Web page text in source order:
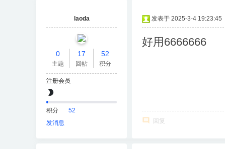
laoda
0
主题
17
回帖
52
积分
注册会员
积分
52
发消息
发表于 2025-3-4 19:23:45
好用6666666
回复